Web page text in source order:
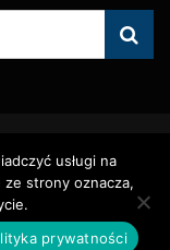
Zezwolenia
usługi na
ze strony oznacza,
prywatności